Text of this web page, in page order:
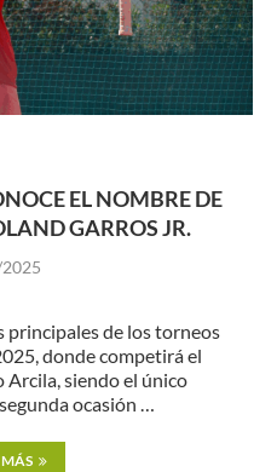
EL NOMBRE DE
GARROS JR.
principales de los torneos
donde competirá el
siendo el único
ocasión …
MÁS